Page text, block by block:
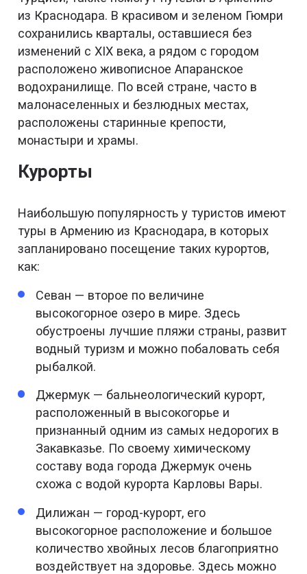
из Краснодара. В красивом и зеленом Гюмри
сохранились кварталы, оставшиеся без
изменений с XIX века, а рядом с городом
расположено живописное Апаранское
водохранилище. По всей стране, часто в
малонаселенных и безлюдных местах,
расположены старинные крепости,
монастыри и храмы.
Курорты
Наибольшую популярность у туристов имеют
туры в Армению из Краснодара, в которых
запланировано посещение таких курортов,
как:
Севан — второе по величине
высокогорное озеро в мире. Здесь
обустроены лучшие пляжи страны, развит
водный туризм и можно побаловать себя
рыбалкой.
Джермук — бальнеологический курорт,
расположенный в высокогорье и
признанный одним из самых недорогих в
Закавказье. По своему химическому
составу вода города Джермук очень
схожа с водой курорта Карловы Вары.
Дилижан — город-курорт, его
высокогорное расположение и большое
количество хвойных лесов благоприятно
воздействует на здоровье. Здесь можно